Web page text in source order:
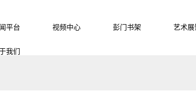
平台 视频中心 彭门书架 艺术展
我们